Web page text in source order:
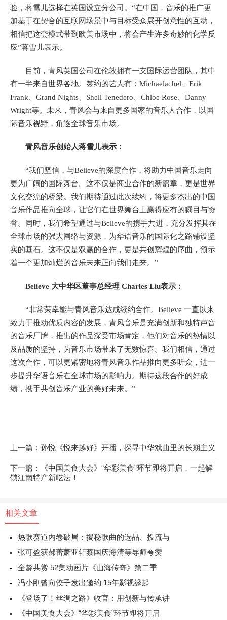
验，蒋雪儿选择在英国设立分公司。“在中国，音乐的推广更
加基于在契合的互联网场景中与目标受众展开创意性的互动，
相信把这套模式带到欧美市场中，将会产生许多奇妙的化学反
应”蒋雪儿表示。
目前，青风英国公司在伦敦拥有一支国际运营团队，其中
有一半来自世界各地。签约的艺人有：Michaelachel、Erik
Frank、Grand Nights、Shell Tenedero、Chloe Rose、Danny
Wright等。未来，青风会与来自更多国家的音乐人合作，以国
际音乐视野，角逐全球音乐市场。
青风音乐创始人蒋雪儿表示：
“我们坚信，与Believe的深度合作，将助力中国音乐走向
更为广阔的国际舞台。这不仅是商业合作的新篇章，更是世界
文化交流的桥梁。我们期待通过此次续约，将更多杰出的中国
音乐作品推向全球，让它们在世界舞台上赢得应有的瞩目与赞
誉。同时，我们希望通过与Believe的携手共进，充分发挥其在
全球市场的强大网络与资源，为华语音乐的国际化之路铺设坚
实的基石。这不仅是双赢的合作，更是共创辉煌的序曲，预示
着一个更加灿烂的音乐未来正向我们走来。”
Believe 大中华区董事总经理 Charles Liu表示：
“非常荣幸能与青风音乐达成续约合作。Believe 一直以来
致力于推动优质内容的发展，青风音乐是充满创新和独特声音
的音乐厂牌，推出的作品深受市场肯定，他们对音乐的热情以
及品质的坚持，为音乐市场带来了无数惊喜。我们相信，通过
这次合作，可以更紧密地将青风音乐作品推向更多听众，进一
步提升华语音乐在全球市场的影响力。期待这段合作的好成
绩，携手共创音乐产业的美好未来。”
上一篇：孙悦《悦来越好》开播，探寻中华戏曲里的长期主义
下一篇：《中国美食大会》“华彩美食”环节即将开启，一起解
锁江南特产新吃法！
相关文章
热歌赛道内卷破局：揭秘歌曲的选品、投流与
张可盈获郝蕾萧亚轩蔡国庆海清等导师夸赞
全龄共赏 52集动画片《山海传奇》第二季
冯小刚曾向饺子发出邀约 15年影视缘起
《登场了！丝绸之路》收官：用创新与传承讲
《中国美食大会》“华彩美食”环节即将开启